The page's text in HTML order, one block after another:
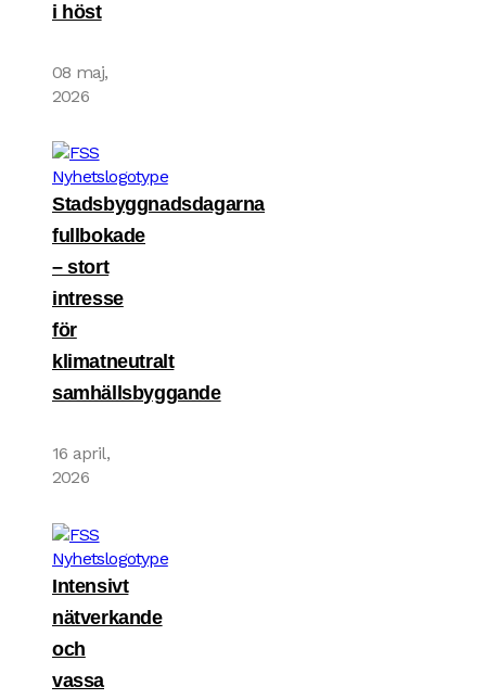
i höst
08 maj,
2026
Stadsbyggnadsdagarna
fullbokade
– stort
intresse
för
klimatneutralt
samhällsbyggande
16 april,
2026
Intensivt
nätverkande
och
vassa